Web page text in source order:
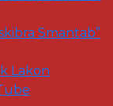
Smantab”
Lakon